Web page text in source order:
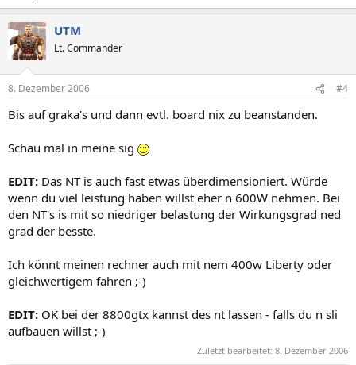
UTM
Lt. Commander
8. Dezember 2006 #4
Bis auf graka's und dann evtl. board nix zu beanstanden.
Schau mal in meine sig
EDIT: Das NT is auch fast etwas überdimensioniert. Würde
wenn du viel leistung haben willst eher n 600W nehmen. Bei
den NT's is mit so niedriger belastung der Wirkungsgrad ned
grad der besste.
Ich könnt meinen rechner auch mit nem 400w Liberty oder
gleichwertigem fahren ;-)
EDIT: OK bei der 8800gtx kannst des nt lassen - falls du n sli
aufbauen willst ;-)
Zuletzt bearbeitet: 8. Dezember 2006